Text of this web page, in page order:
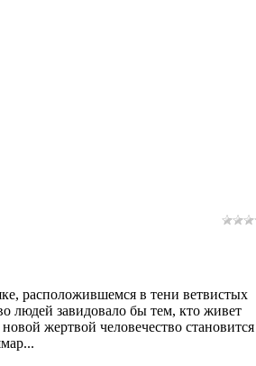
расположившемся в тени ветвистых
людей завидовало бы тем, кто живет
жертвой человечество становится